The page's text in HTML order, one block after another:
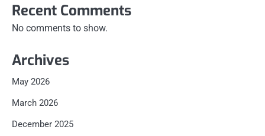
Recent Comments
No comments to show.
Archives
May 2026
March 2026
December 2025